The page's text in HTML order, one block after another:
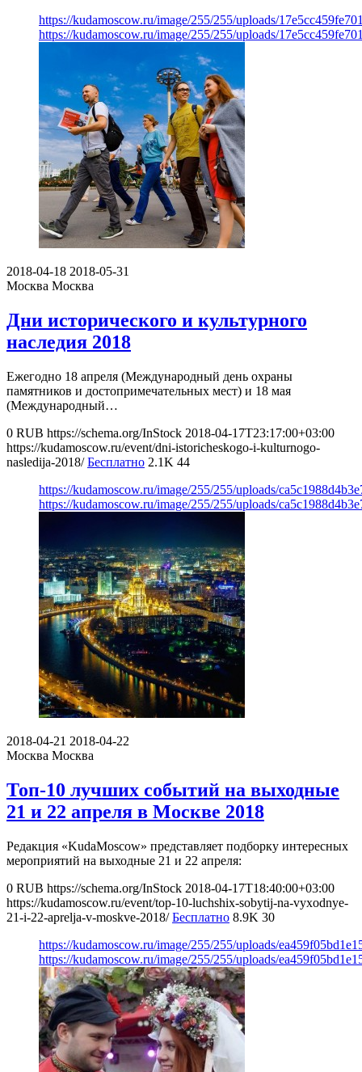
https://kudamoscow.ru/image/255/255/uploads/
https://kudamoscow.ru/image/255/255/uploads/
2018-04-18 2018-05-31
Москва Москва
Дни исторического и культурного
наследия 2018
Ежегодно 18 апреля (Международный день охраны
памятников и достопримечательных мест) и 18 мая
(Международный…
0 RUB https://schema.org/InStock 2018-04-17T23:17:00+03:00
https://kudamoscow.ru/event/dni-istoricheskogo-i-kulturnogo-
nasledija-2018/ Бесплатно 2.1K 44
https://kudamoscow.ru/image/255/255/uploads/
https://kudamoscow.ru/image/255/255/uploads/
2018-04-21 2018-04-22
Москва Москва
Топ-10 лучших событий на выходные
21 и 22 апреля в Москве 2018
Редакция «KudaMoscow» представляет подборку интересных
мероприятий на выходные 21 и 22 апреля:
0 RUB https://schema.org/InStock 2018-04-17T18:40:00+03:00
https://kudamoscow.ru/event/top-10-luchshix-sobytij-na-vyxodnye-
21-i-22-aprelja-v-moskve-2018/ Бесплатно 8.9K 30
https://kudamoscow.ru/image/255/255/uploads/
https://kudamoscow.ru/image/255/255/uploads/